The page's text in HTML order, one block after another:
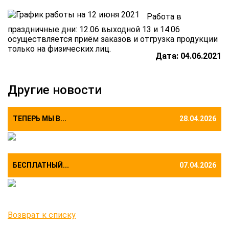
Работа в
праздничные дни: 12.06 выходной 13 и 14.06
осуществляется приём заказов и отгрузка продукции
только на физических лиц.
Дата: 04.06.2021
Другие новости
ТЕПЕРЬ МЫ В... 28.04.2026
БЕСПЛАТНЫЙ... 07.04.2026
Возврат к списку